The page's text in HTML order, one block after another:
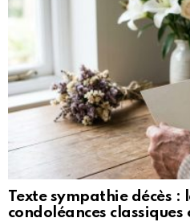
Texte sympathie décès :
condoléances